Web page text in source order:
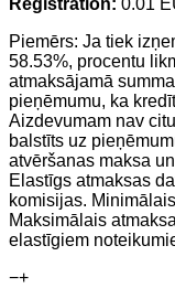
Piemērs: Ja tiek
58.53%, procentu
atmaksājamā
pieņēmumu, ka
Aizdevumam nav
balstīts uz
atvēršanas maksa
Elastīgs atmaksas
komisijas.
Maksimālais
elastīgiem
−+